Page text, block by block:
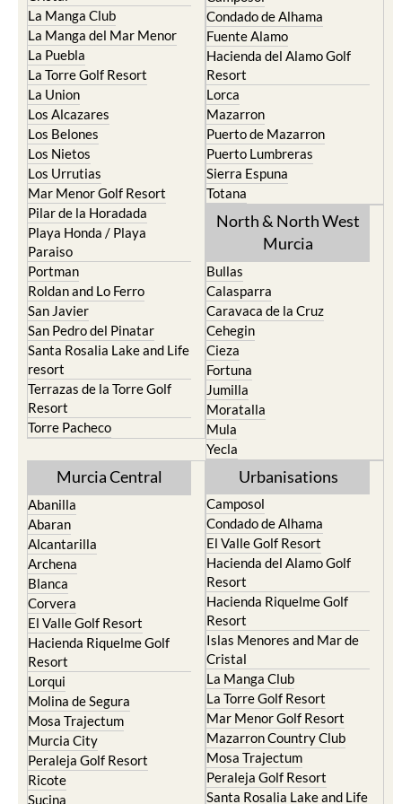
La Manga Club
La Manga del Mar Menor
La Puebla
La Torre Golf Resort
La Union
Los Alcazares
Los Belones
Los Nietos
Los Urrutias
Mar Menor Golf Resort
Pilar de la Horadada
Playa Honda / Playa
Paraiso
Portman
Roldan and Lo Ferro
San Javier
San Pedro del Pinatar
Santa Rosalia Lake and Life
resort
Terrazas de la Torre Golf
Resort
Torre Pacheco
Condado de Alhama
Fuente Alamo
Hacienda del Alamo Golf
Resort
Lorca
Mazarron
Puerto de Mazarron
Puerto Lumbreras
Sierra Espuna
Totana
North & North West
Murcia
Bullas
Calasparra
Caravaca de la Cruz
Cehegin
Cieza
Fortuna
Jumilla
Moratalla
Mula
Yecla
Murcia Central
Abanilla
Abaran
Alcantarilla
Archena
Blanca
Corvera
El Valle Golf Resort
Hacienda Riquelme Golf
Resort
Lorqui
Molina de Segura
Mosa Trajectum
Murcia City
Peraleja Golf Resort
Ricote
Sucina
Urbanisations
Camposol
Condado de Alhama
El Valle Golf Resort
Hacienda del Alamo Golf
Resort
Hacienda Riquelme Golf
Resort
Islas Menores and Mar de
Cristal
La Manga Club
La Torre Golf Resort
Mar Menor Golf Resort
Mazarron Country Club
Mosa Trajectum
Peraleja Golf Resort
Santa Rosalia Lake and Life